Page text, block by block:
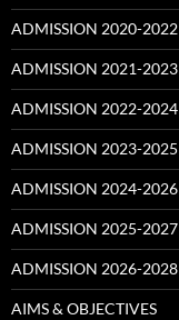
ADMISSION 2020-2022
ADMISSION 2021-2023
ADMISSION 2022-2024
ADMISSION 2023-2025
ADMISSION 2024-2026
ADMISSION 2025-2027
ADMISSION 2026-2028
AIMS & OBJECTIVES